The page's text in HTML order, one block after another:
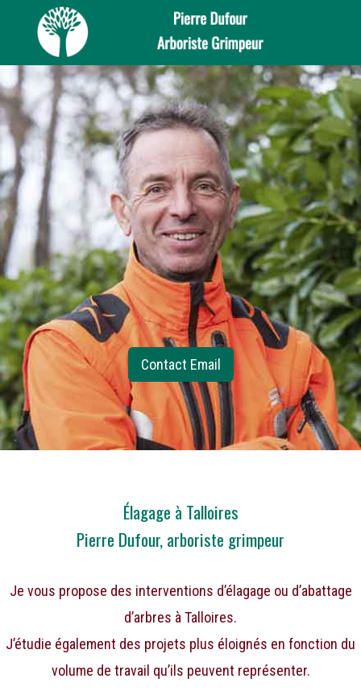
Contact Email
Élagage à Talloires
Pierre Dufour, arboriste grimpeur
Je vous propose des interventions d’élagage ou d’abattage
d’arbres à Talloires.
J’étudie également des projets plus éloignés en fonction du
volume de travail qu’ils peuvent représenter.